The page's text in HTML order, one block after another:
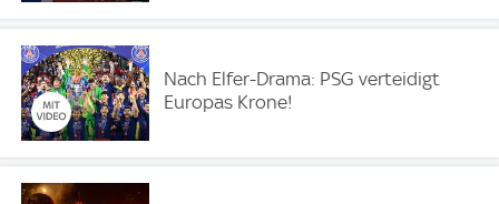
Nach Elfer-Drama: PSG verteidigt
Europas Krone!